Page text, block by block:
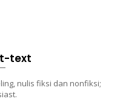
text
nulis fiksi dan nonfiksi;